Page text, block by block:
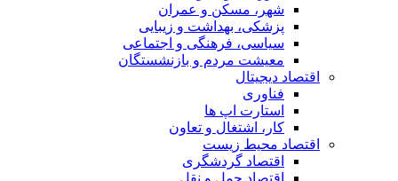
شهر، مسکن و عمران
پزشکی، بهداشت و زیبایی
سیاسی، فرهنگی و اجتماعی
معیشت مردم و بازنشستگان
اقتصاد دیجیتال
فناوری
استارت اپ ها
کار، اشتغال و تعاون
اقتصاد محیط زیست
اقتصاد گردشگری
اقتصاد حمل و نقل